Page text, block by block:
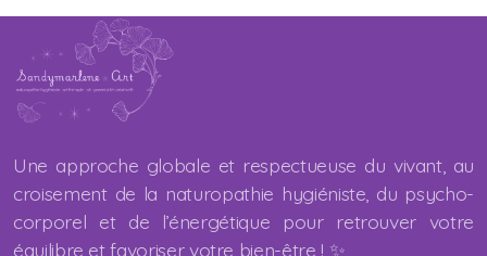
Une approche globale et respectueuse du vivant, au
croisement de la naturopathie hygiéniste, du psycho-
corporel et de l’énergétique pour retrouver votre
équilibre et favoriser votre bien-être ! ✨